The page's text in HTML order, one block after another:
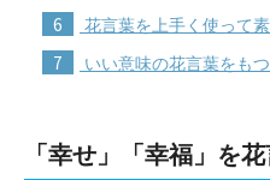
6 花言葉を上手く使って
7 いい意味の花言葉をも
「幸せ」「幸福」を